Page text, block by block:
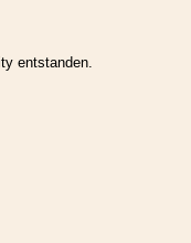
entstanden.